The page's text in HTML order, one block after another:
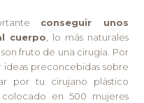
conseguir unos
cuerpo , lo más naturales
fruto de una cirugía. Por
preconcebidas sobre
por tu cirujano plástico
en 500 mujeres